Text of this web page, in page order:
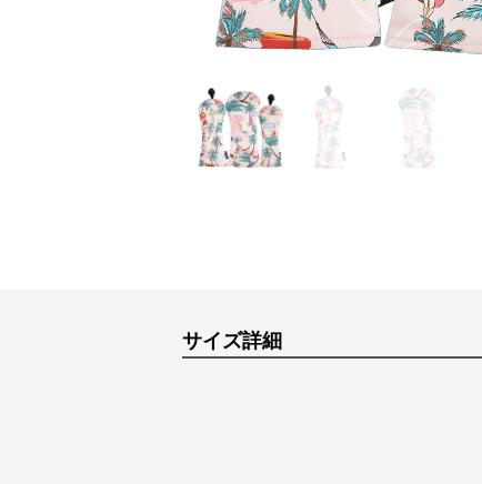
サイズ詳細